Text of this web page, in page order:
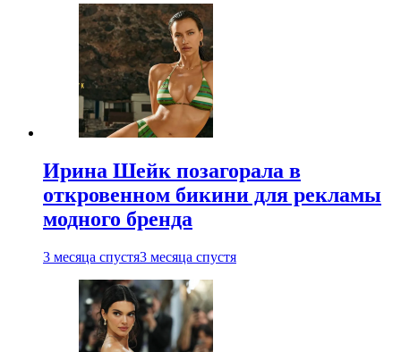
Ирина Шейк позагорала в
откровенном бикини для рекламы
модного бренда
3 месяца спустя3 месяца спустя